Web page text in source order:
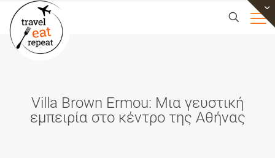
Villa Brown Ermou: Μια γευστική
εμπειρία στο κέντρο της Αθήνας